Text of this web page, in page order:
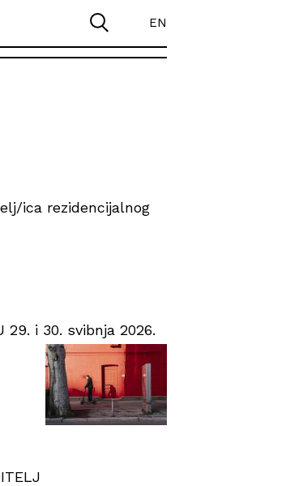
EN
ica rezidencijalnog
i 30. svibnja 2026.